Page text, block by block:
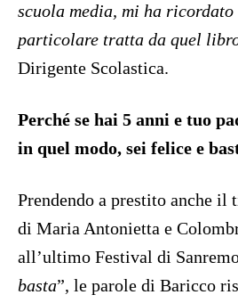
scuola media, mi ha ricordato
particolare tratta da quel
Dirigente Scolastica.
Perché se hai 5 anni e tuo
in quel modo, sei felice e
Prendendo a prestito anche il
di Maria Antonietta e
all’ultimo Festival di
basta”, le parole di Baricco